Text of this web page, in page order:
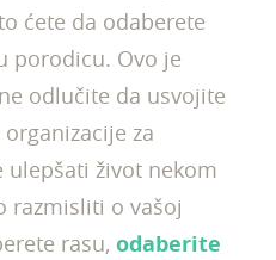
ćete da odaberete
porodicu. Ovo je
odlučite da usvojite
za
ulepšati život nekom
razmisliti o vašoj
rasu, odaberite